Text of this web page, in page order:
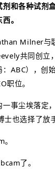
剂和各种试剂
。
Milner与
共同创立
ABC），创
职位。
事尘埃落定
也选择了放手
了。